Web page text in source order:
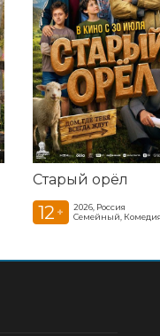
Старый орёл
12 +
2026, Россия
Семейный,